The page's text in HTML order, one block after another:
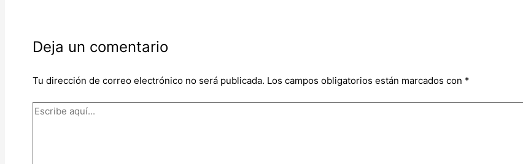
Deja un comentario
Tu dirección de correo electrónico no será publicada. Los campos obligatorios están marcados con *
Escribe